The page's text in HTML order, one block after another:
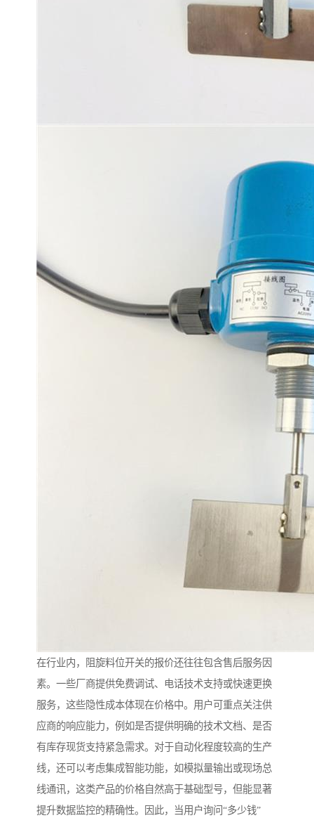
在行业内，阻旋料位开关的报价还往往包含售后服务因
素。一些厂商提供免费调试、电话技术支持或快速更换
服务，这些隐性成本体现在价格中。用户可重点关注供
应商的响应能力，例如是否提供明确的技术文档、是否
有库存现货支持紧急需求。对于自动化程度较高的生产
线，还可以考虑集成智能功能，如模拟量输出或现场总
线通讯，这类产品的价格自然高于基础型号，但能显著
提升数据监控的精确性。因此，当用户询问“多少钱”